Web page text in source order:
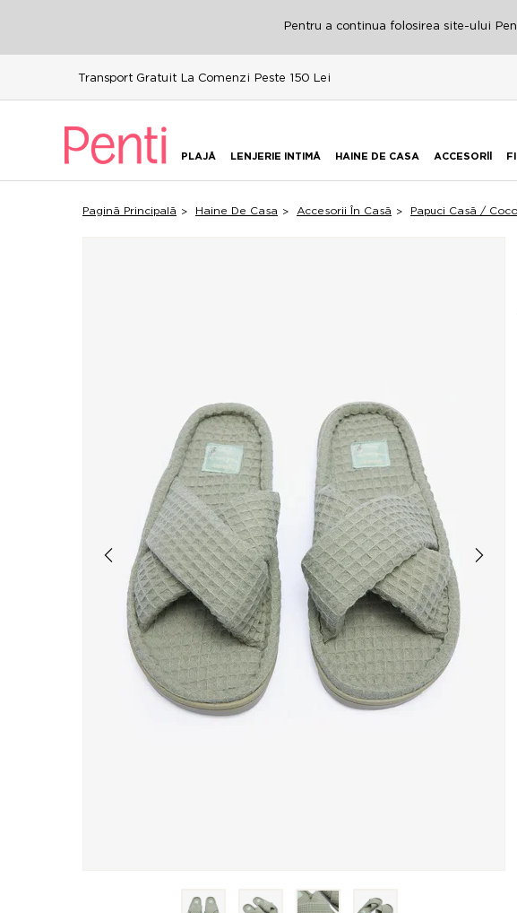
Pentru a continua folosirea site-ului
Transport Gratuit La Comenzi Peste 150 Lei
PLAJĂ LENJERIE INTIMĂ HAINE DE CASA ACCESORİİ
Pagină Principală Haine De Casa Accesorii În Casă Papuci Casă /